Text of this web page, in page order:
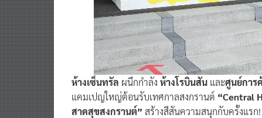
ห้างเซ็นทรัล ผนึกกำลัง ห้างโรบินสัน และศูนย์การ
แคมเปญใหญ่ต้อนรับเทศกาลสงกรานต์ “Central
สาดสุขสงกรานต์” สร้างสีสันความสนุกกับครั้งแร